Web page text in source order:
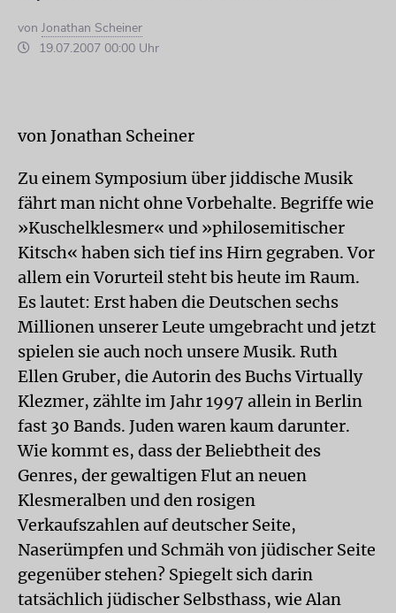
von Jonathan Scheiner
19.07.2007 00:00 Uhr
von Jonathan Scheiner
Zu einem Symposium über jiddische Musik
fährt man nicht ohne Vorbehalte. Begriffe wie
»Kuschelklesmer« und »philosemitischer
Kitsch« haben sich tief ins Hirn gegraben. Vor
allem ein Vorurteil steht bis heute im Raum.
Es lautet: Erst haben die Deutschen sechs
Millionen unserer Leute umgebracht und jetzt
spielen sie auch noch unsere Musik. Ruth
Ellen Gruber, die Autorin des Buchs Virtually
Klezmer, zählte im Jahr 1997 allein in Berlin
fast 30 Bands. Juden waren kaum darunter.
Wie kommt es, dass der Beliebtheit des
Genres, der gewaltigen Flut an neuen
Klesmeralben und den rosigen
Verkaufszahlen auf deutscher Seite,
Naserümpfen und Schmäh von jüdischer Seite
gegenüber stehen? Spiegelt sich darin
tatsächlich jüdischer Selbsthass, wie Alan